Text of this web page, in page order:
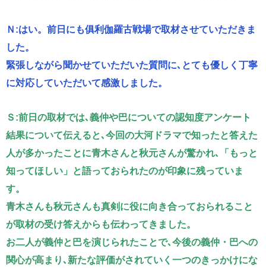
Ｎ:はい。前日にも俱利伽羅古戦場で取材させていただきま
した。
緊張しながら聞かせていただいた質問に､とても優しく丁寧
に対応していただいて感激しました。
Ｓ:前日の取材では､義仲や巴についての認知度アンケート
結果について伝えると､今回の大河ドラマで知ったと答えた
人が多かったことに青木さんと秋元さんが驚かれ､「もっと
知ってほしい」と語っておられたのが印象に残っていま
す。
青木さんも秋元さんも真剣に役に向き合っておられること
が取材の受け答えからも伝わってきました。
お二人が義仲と巴を演じられたことで､今後の義仲・巴への
関心が高まり､新たな評価がされていく一つのきっかけにな